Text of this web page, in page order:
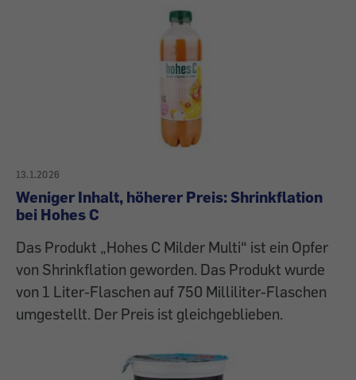
13.1.2026
Weniger Inhalt, höherer Preis: Shrinkflation
bei Hohes C
Das Produkt „Hohes C Milder Multi“ ist ein Opfer
von Shrinkflation geworden. Das Produkt wurde
von 1 Liter-Flaschen auf 750 Milliliter-Flaschen
umgestellt. Der Preis ist gleichgeblieben.